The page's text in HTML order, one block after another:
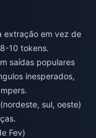
extração em vez de
10 tokens.
saídas populares
inesperados,
sul, oeste)
Fev)